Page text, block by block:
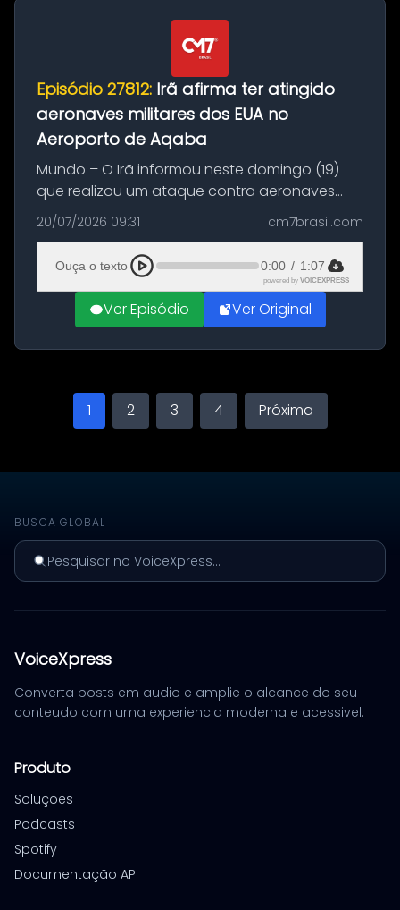
Episódio 27812: Irã afirma ter atingido
aeronaves militares dos EUA no
Aeroporto de Aqaba
Mundo – O Irã informou neste domingo (19)
que realizou um ataque contra aeronaves
militares dos Estados Unidos estacionadas no
Aeroporto de Aqaba, na Jordânia, durante a
21ª fase da Operação Nasr 2. A...
20/07/2026 09:31 cm7brasil.com
Ouça o texto 0:00 / 1:07
powered by VOICEXPRESS
Ver Episódio Ver Original
1 2 3 4 Próxima
BUSCA GLOBAL
Pesquisar no VoiceXpress...
VoiceXpress
Converta posts em audio e amplie o alcance do seu
conteudo com uma experiencia moderna e acessivel.
Produto
Soluções
Podcasts
Spotify
Documentação API